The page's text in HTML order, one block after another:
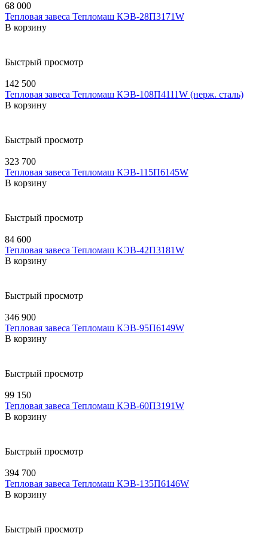
68 000
Тепловая завеса Тепломаш КЭВ-28П3171W
В корзину
Быстрый просмотр
142 500
Тепловая завеса Тепломаш КЭВ-108П4111W (нерж. сталь)
В корзину
Быстрый просмотр
323 700
Тепловая завеса Тепломаш КЭВ-115П6145W
В корзину
Быстрый просмотр
84 600
Тепловая завеса Тепломаш КЭВ-42П3181W
В корзину
Быстрый просмотр
346 900
Тепловая завеса Тепломаш КЭВ-95П6149W
В корзину
Быстрый просмотр
99 150
Тепловая завеса Тепломаш КЭВ-60П3191W
В корзину
Быстрый просмотр
394 700
Тепловая завеса Тепломаш КЭВ-135П6146W
В корзину
Быстрый просмотр